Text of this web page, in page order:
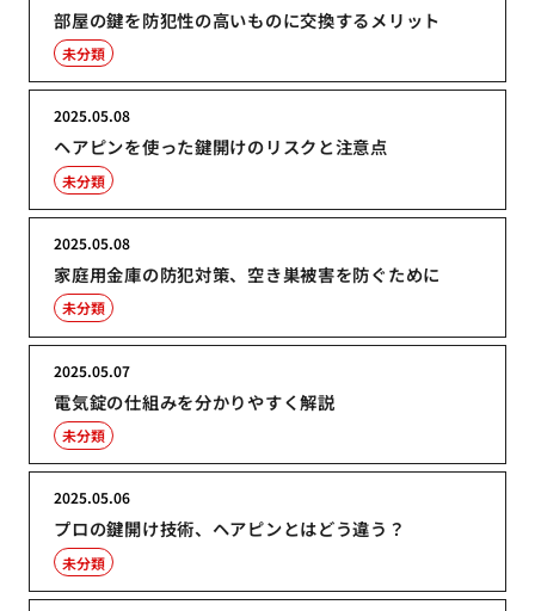
部屋の鍵を防犯性の高いものに交換するメリット
未分類
ヘアピンを使った鍵開けのリスクと注意点
2025.05.08
未分類
家庭用金庫の防犯対策、空き巣被害を防ぐために
2025.05.08
未分類
電気錠の仕組みを分かりやすく解説
2025.05.07
未分類
プロの鍵開け技術、ヘアピンとはどう違う？
2025.05.06
未分類